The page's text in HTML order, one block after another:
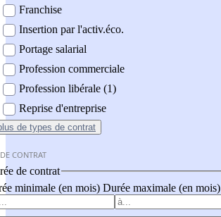
Franchise
Insertion par l'activ.éco.
Portage salarial
Profession commerciale
Profession libérale (1)
Reprise d'entreprise
de types de contrat
CONTRAT
de contrat
minimale (en mois) Durée maximale (en mois)